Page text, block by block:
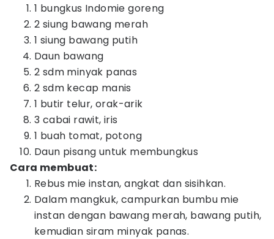
1 bungkus Indomie goreng
2 siung bawang merah
1 siung bawang putih
Daun bawang
2 sdm minyak panas
2 sdm kecap manis
1 butir telur, orak-arik
3 cabai rawit, iris
1 buah tomat, potong
Daun pisang untuk membungkus
Cara membuat:
Rebus mie instan, angkat dan sisihkan.
Dalam mangkuk, campurkan bumbu mie
instan dengan bawang merah, bawang putih,
kemudian siram minyak panas.